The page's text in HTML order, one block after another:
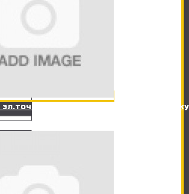
эл.точки в кирпичной стене под